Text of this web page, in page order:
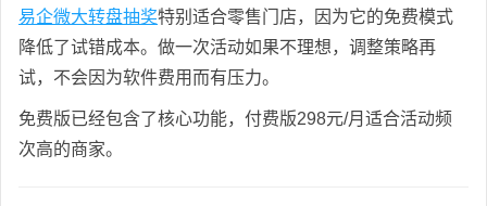
易企微大转盘抽奖特别适合零售门店，因为它的免费模式
降低了试错成本。做一次活动如果不理想，调整策略再
试，不会因为软件费用而有压力。
免费版已经包含了核心功能，付费版298元/月适合活动频
次高的商家。